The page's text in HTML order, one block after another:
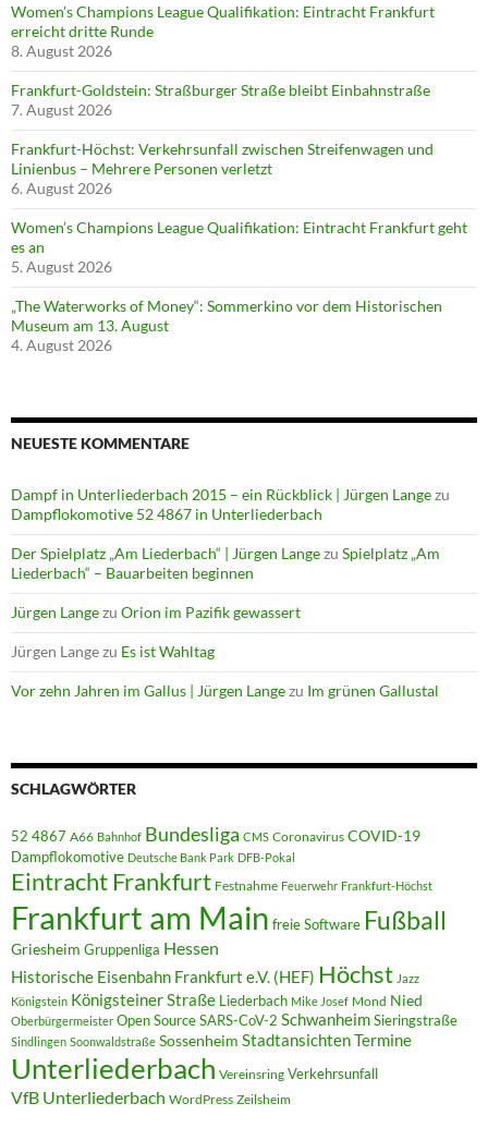
Women’s Champions League Qualifikation: Eintracht Frankfurt
erreicht dritte Runde
8. August 2026
Frankfurt-Goldstein: Straßburger Straße bleibt Einbahnstraße
7. August 2026
Frankfurt-Höchst: Verkehrsunfall zwischen Streifenwagen und
Linienbus – Mehrere Personen verletzt
6. August 2026
Women’s Champions League Qualifikation: Eintracht Frankfurt geht
es an
5. August 2026
„The Waterworks of Money“: Sommerkino vor dem Historischen
Museum am 13. August
4. August 2026
NEUESTE KOMMENTARE
Dampf in Unterliederbach 2015 – ein Rückblick | Jürgen Langezu
Dampflokomotive 52 4867 in Unterliederbach
Der Spielplatz „Am Liederbach“ | Jürgen Langezu Spielplatz „Am
Liederbach“ – Bauarbeiten beginnen
Jürgen Langezu Orion im Pazifik gewassert
Jürgen Langezu Es ist Wahltag
Vor zehn Jahren im Gallus | Jürgen Langezu Im grünen Gallustal
SCHLAGWÖRTER
52 4867 A66 Bahnhof Bundesliga CMS Coronavirus COVID-19
Dampflokomotive Deutsche Bank Park DFB-Pokal
Eintracht Frankfurt Festnahme Feuerwehr Frankfurt-Höchst
Frankfurt am Main freie Software Fußball
Griesheim Gruppenliga Hessen
Historische Eisenbahn Frankfurt e.V. (HEF) Höchst Jazz
Königstein Königsteiner Straße Liederbach Mike Josef Mond Nied
Oberbürgermeister Open SourceSARS-CoV-2 SchwanheimSieringstraße
Sindlingen Soonwaldstraße Sossenheim StadtansichtenTermine
Unterliederbach Vereinsring Verkehrsunfall
VfB Unterliederbach WordPress Zeilsheim